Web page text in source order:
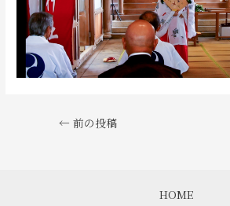
← 前の投稿
HOME